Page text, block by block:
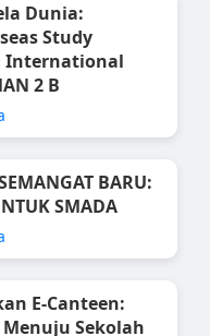
Dunia:
Study
International
2 B
BARU:
SMADA
E-Canteen:
Sekolah